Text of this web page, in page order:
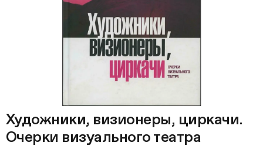
Художники, визионеры, циркачи.
Очерки визуального театра